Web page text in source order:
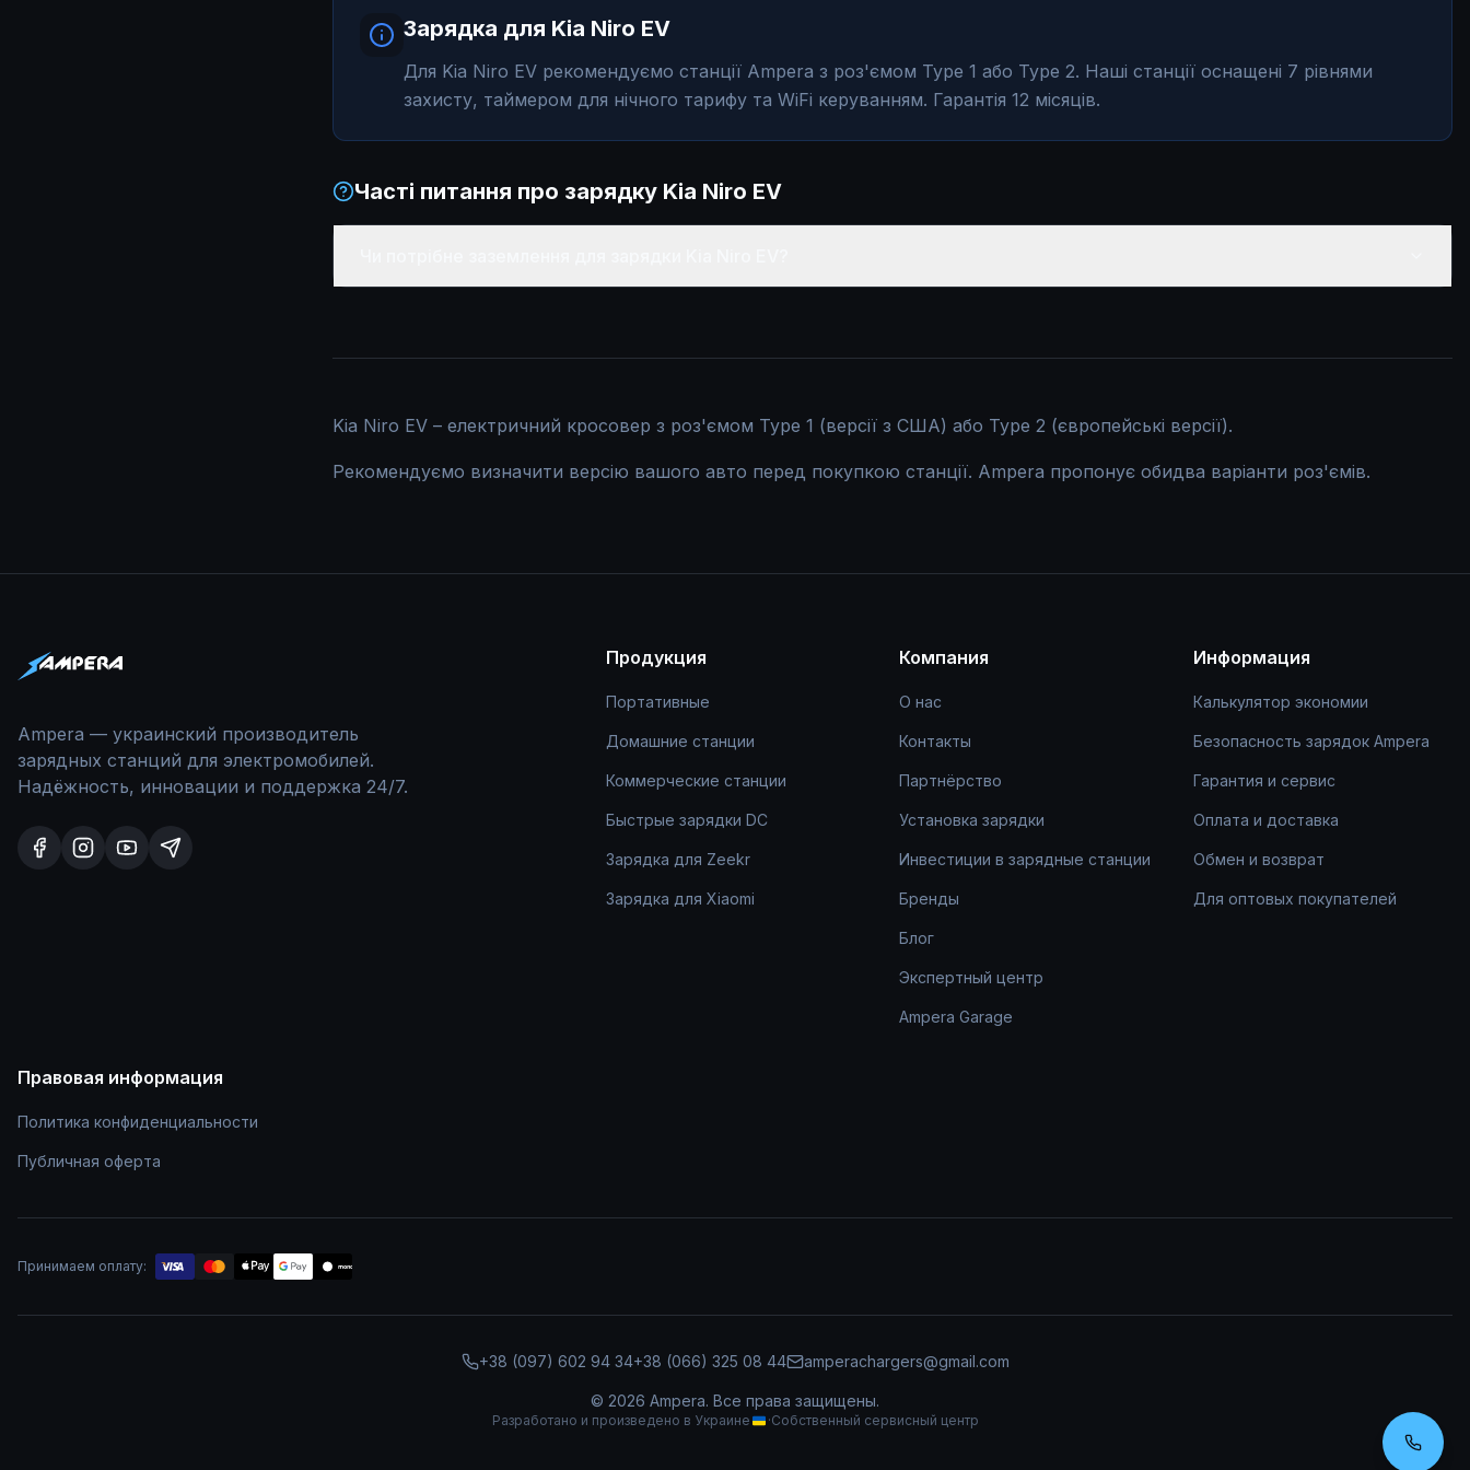
Зарядка для Kia Niro EV
Для Kia Niro EV рекомендуємо станції Ampera з роз'ємом Type 1 або Type 2. Наші станції оснащені 7 рівнями
захисту, таймером для нічного тарифу та WiFi керуванням. Гарантія 12 місяців.
Часті питання про зарядку Kia Niro EV
Kia Niro EV – електричний кросовер з роз'ємом Type 1 (версії з США) або Type 2 (європейські версії).
Рекомендуємо визначити версію вашого авто перед покупкою станції. Ampera пропонує обидва варіанти роз'ємів.
Ampera — украинский производитель
зарядных станций для электромобилей.
Надёжность, инновации и поддержка 24/7.
Продукция
Портативные
Домашние станции
Коммерческие станции
Быстрые зарядки DC
Зарядка для Zeekr
Зарядка для Xiaomi
Компания
О нас
Контакты
Партнёрство
Установка зарядки
Инвестиции в зарядные станции
Бренды
Блог
Экспертный центр
Ampera Garage
Информация
Калькулятор экономии
Безопасность зарядок Ampera
Гарантия и сервис
Оплата и доставка
Обмен и возврат
Для оптовых покупателей
Правовая информация
Политика конфиденциальности
Публичная оферта
Принимаем оплату: mono
+38 (097) 602 94 34+38 (066) 325 08 44 amperachargers@gmail.com
© 2026 Ampera. Все права защищены.
Разработано и произведено в Украине ·Собственный сервисный центр